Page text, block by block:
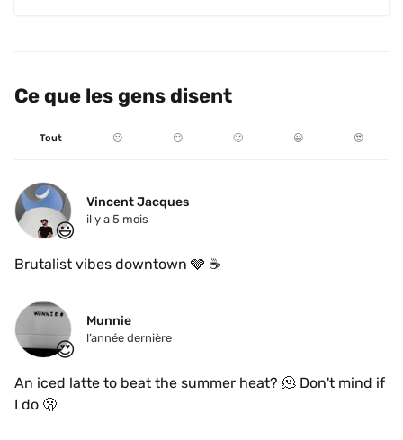
Ce que les gens disent
Tout ☹️ 😐 🙂 😃 😍
😃
Vincent Jacques
il y a 5 mois
😍
Munnie
l’année dernière
An iced latte to beat the summer heat? 🫠 Don't mind if
I do 🫢